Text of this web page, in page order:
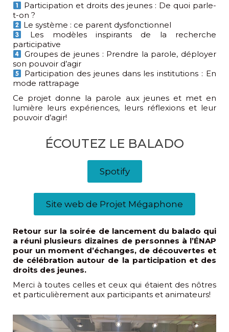
Participation et droits des jeunes : De quoi parle-
t-on ?
Le système : ce parent dysfonctionnel
Les modèles inspirants de la recherche
participative
Groupes de jeunes : Prendre la parole, déployer
son pouvoir d’agir
Participation des jeunes dans les institutions : En
mode rattrapage
Ce projet donne la parole aux jeunes et met en
lumière leurs expériences, leurs réflexions et leur
pouvoir d’agir!
ÉCOUTEZ LE BALADO
Spotify
Site web de Projet Mégaphone
Retour sur la soirée de lancement du balado qui
a réuni plusieurs dizaines de personnes à l’ÉNAP
pour un moment d’échanges, de découvertes et
de célébration autour de la participation et des
droits des jeunes.
Merci à toutes celles et ceux qui étaient des nôtres
et particulièrement aux participants et animateurs!